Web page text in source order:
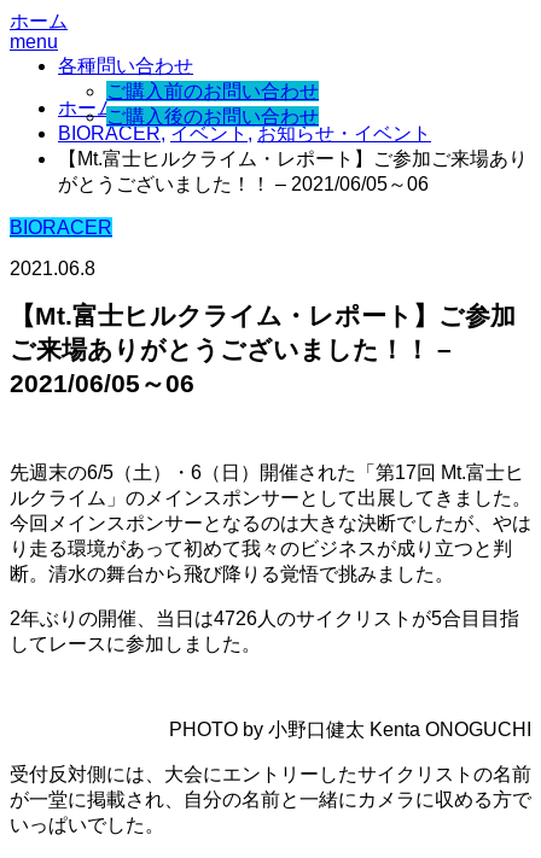
ホーム
各種問い合わせ
ご購入前のお問い合わせ
ご購入後のお問い合わせ
menu
ホーム
BIORACER, イベント, お知らせ・イベント
【Mt.富士ヒルクライム・レポート】ご参加ご来場あり
がとうございました！！ – 2021/06/05～06
BIORACER
2021.06.8
【Mt.富士ヒルクライム・レポート】ご参加
ご来場ありがとうございました！！ –
2021/06/05～06
先週末の6/5（土）・6（日）開催された「第17回 Mt.富士ヒ
ルクライム」のメインスポンサーとして出展してきました。
今回メインスポンサーとなるのは大きな決断でしたが、やは
り走る環境があって初めて我々のビジネスが成り立つと判
断。清水の舞台から飛び降りる覚悟で挑みました。
2年ぶりの開催、当日は4726人のサイクリストが5合目目指
してレースに参加しました。
PHOTO by 小野口健太 Kenta ONOGUCHI
受付反対側には、大会にエントリーしたサイクリストの名前
が一堂に掲載され、自分の名前と一緒にカメラに収める方で
いっぱいでした。